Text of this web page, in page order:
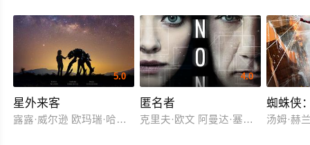
5.0
星外来客
露露·威尔逊 欧玛瑞·哈德威克 特雷·罗马诺
4.0
匿名者
克里夫·欧文 阿曼达·塞弗里德 科鲁
蜘蛛侠
汤姆·赫